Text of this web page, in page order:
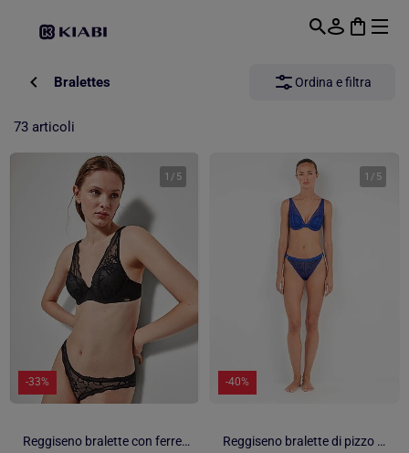
Bralettes Ordina e filtra
73 articoli
1 / 5
-33%
Reggiseno bralette con ferretto
1 / 5
-40%
Reggiseno bralette di pizzo blu klein